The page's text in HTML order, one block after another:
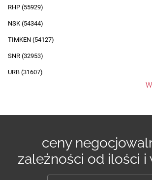
RHP (55929)
NSK (54344)
TIMKEN (54127)
SNR (32953)
URB (31607)
ceny
zależności od ilości i